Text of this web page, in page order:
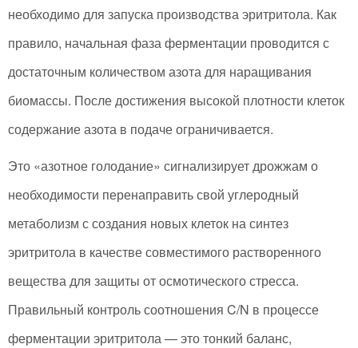
необходимо для запуска производства эритритола. Как
правило, начальная фаза ферментации проводится с
достаточным количеством азота для наращивания
биомассы. После достижения высокой плотности клеток
содержание азота в подаче ограничивается.
Это «азотное голодание» сигнализирует дрожжам о
необходимости перенаправить свой углеродный
метаболизм с создания новых клеток на синтез
эритритола в качестве совместимого растворенного
вещества для защиты от осмотического стресса.
Правильный контроль соотношения C/N в процессе
ферментации эритритола — это тонкий баланс,